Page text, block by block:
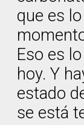
que es
Eso es
hoy. Y
estado
se está